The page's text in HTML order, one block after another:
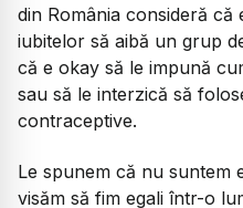
din România consideră că
iubitelor să aibă un grup
că e okay să le impună
sau să le interzică să
contraceptive.
Le spunem că nu suntem
visăm să fim egali într-o